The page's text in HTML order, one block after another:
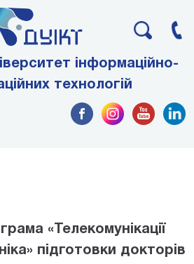
інформаційно-
технологій
«Телекомунікації
підготовки докторів